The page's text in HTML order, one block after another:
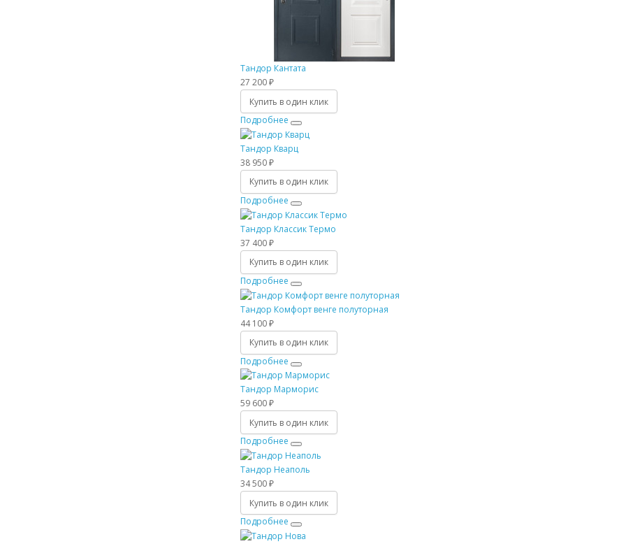
Тандор Кантата
27 200 ₽
Купить в один клик
Подробнее
Тандор Кварц
38 950 ₽
Купить в один клик
Подробнее
Тандор Классик Термо
37 400 ₽
Купить в один клик
Подробнее
Тандор Комфорт венге полуторная
44 100 ₽
Купить в один клик
Подробнее
Тандор Марморис
59 600 ₽
Купить в один клик
Подробнее
Тандор Неаполь
34 500 ₽
Купить в один клик
Подробнее